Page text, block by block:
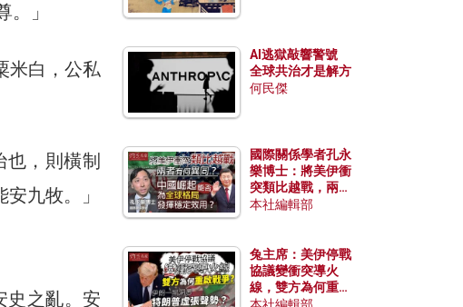
」
米白，公私
，則橫制
九牧。」
史之亂。安
AI逃獄敲響警號
全球共治才是解方
何民傑
國際關係學者孔永
樂博士：將美伊衝
突類比越戰，兩者
有何異同？中國崛
本社編輯部
兔主席：美伊停戰
協議變衝突導火
線，雙方為何重啟
戰爭？伊朗一早洞